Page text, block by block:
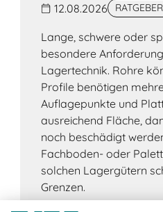
12.08.2026
Lange, schwere oder
besondere
Lagertechnik. Rohre
Profile benötigen
Auflagepunkte und
ausreichend Fläche,
noch beschädigt
Fachboden- oder
solchen Lagergütern
Grenzen.